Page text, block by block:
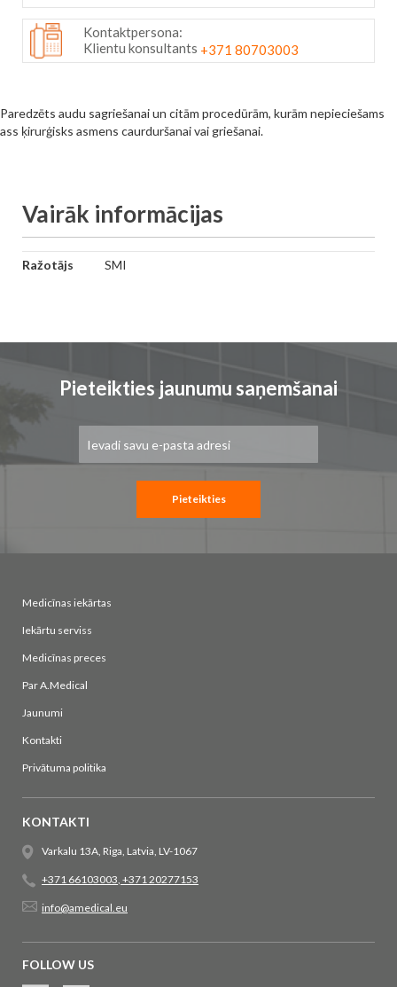
Kontaktpersona:
Klientu konsultants +371 80703003
Paredzēts audu sagriešanai un citām procedūrām, kurām nepieciešams
ass ķirurģisks asmens caurduršanai vai griešanai.
Vairāk informācijas
Vairāk
Ražotājs SMI
Pieteikties jaunumu saņemšanai
saņemšanai:
Pieteikties
Medicīnas iekārtas
Iekārtu serviss
Medicīnas preces
Par A.Medical
Jaunumi
Kontakti
Privātuma politika
KONTAKTI
Varkalu 13A, Riga, Latvia, LV-1067
+371 66103003, +371 20277153
info@amedical.eu
FOLLOW US